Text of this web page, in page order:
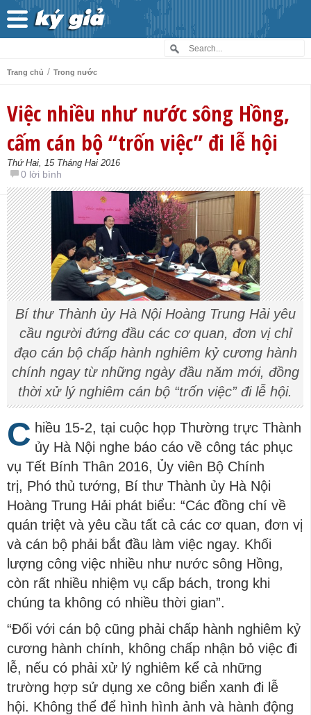
Trang chủ / Trong nước
Việc nhiều như nước sông Hồng,
cấm cán bộ “trốn việc” đi lễ hội
Thứ Hai, 15 Tháng Hai 2016
0 lời bình
Bí thư Thành ủy Hà Nội Hoàng Trung Hải yêu
cầu người đứng đầu các cơ quan, đơn vị chỉ
đạo cán bộ chấp hành nghiêm kỷ cương hành
chính ngay từ những ngày đầu năm mới, đồng
thời xử lý nghiêm cán bộ “trốn việc” đi lễ hội.
C hiều 15-2, tại cuộc họp Thường trực Thành
ủy Hà Nội nghe báo cáo về công tác phục
vụ Tết Bính Thân 2016, Ủy viên Bộ Chính
trị, Phó thủ tướng, Bí thư Thành ủy Hà Nội
Hoàng Trung Hải phát biểu: “Các đồng chí về
quán triệt và yêu cầu tất cả các cơ quan, đơn vị
và cán bộ phải bắt đầu làm việc ngay. Khối
lượng công việc nhiều như nước sông Hồng,
còn rất nhiều nhiệm vụ cấp bách, trong khi
chúng ta không có nhiều thời gian”.
“Đối với cán bộ cũng phải chấp hành nghiêm kỷ
cương hành chính, không chấp nhận bỏ việc đi
lễ, nếu có phải xử lý nghiêm kể cả những
trường hợp sử dụng xe công biển xanh đi lễ
hội. Không thể để hình hình ảnh và hành động